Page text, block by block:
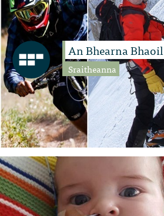
An Bhearna Bhaoil
Sraitheanna